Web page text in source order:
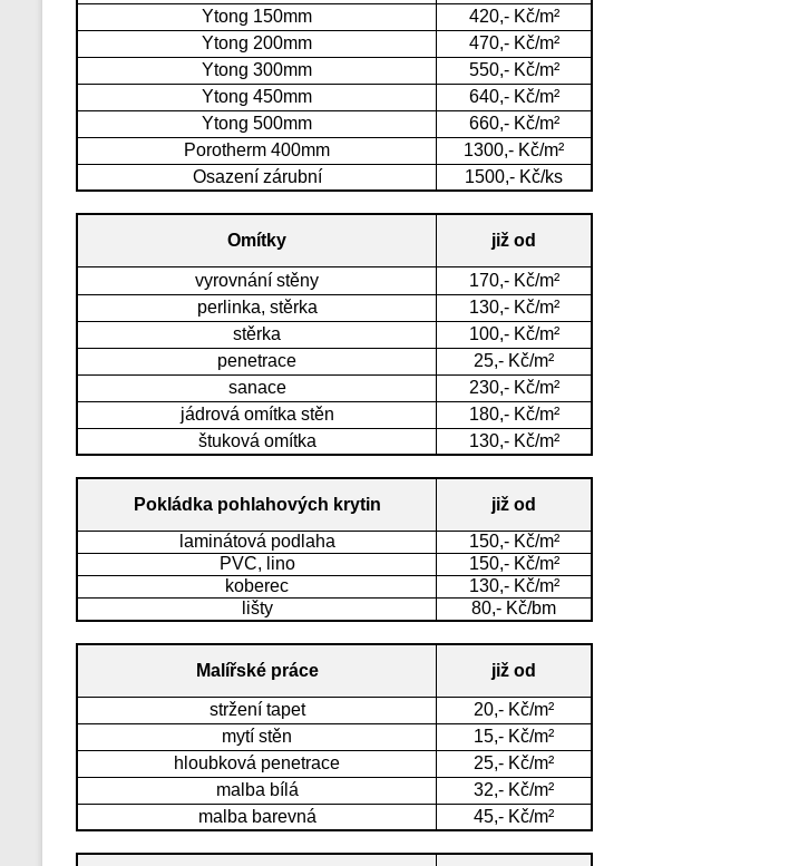
Ytong 150mm
420,- Kč/m²
Ytong 200mm
470,- Kč/m²
Ytong 300mm
550,- Kč/m²
Ytong 450mm
640,- Kč/m²
Ytong 500mm
660,- Kč/m²
Porotherm 400mm
1300,- Kč/m²
Osazení zárubní
1500,- Kč/ks
Omítky již od
vyrovnání stěny
170,- Kč/m²
perlinka, stěrka
130,- Kč/m²
stěrka
100,- Kč/m²
penetrace
25,- Kč/m²
sanace
230,- Kč/m²
jádrová omítka stěn
180,- Kč/m²
štuková omítka
130,- Kč/m²
Pokládka pohlahových krytin
již od
laminátová podlaha
150,- Kč/m²
PVC, lino
150,- Kč/m²
koberec
130,- Kč/m²
lišty
80,- Kč/bm
Malířské práce již od
stržení tapet
20,- Kč/m²
mytí stěn
15,- Kč/m²
hloubková penetrace
25,- Kč/m²
malba bílá
32,- Kč/m²
malba barevná
45,- Kč/m²